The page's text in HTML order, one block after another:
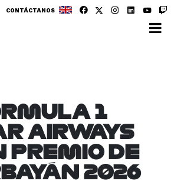
CONTÁCTANOS
1
AIRWAYS
PREMIO DE
2026